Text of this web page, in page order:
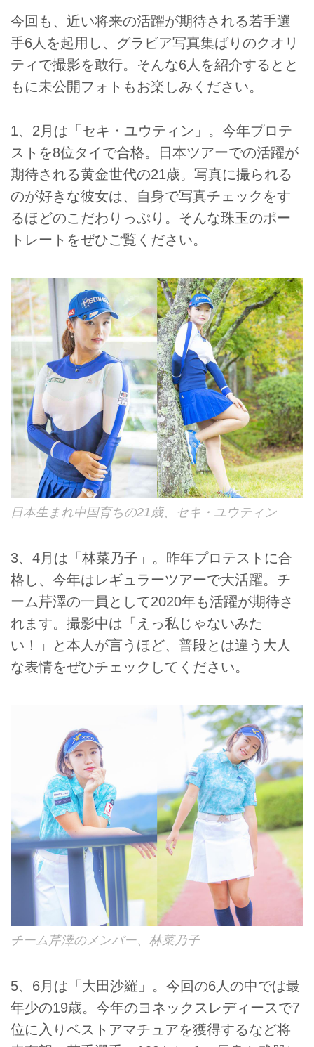
今回も、近い将来の活躍が期待される若手選
手6人を起用し、グラビア写真集ばりのクオリ
ティで撮影を敢行。そんな6人を紹介するとと
もに未公開フォトもお楽しみください。
1、2月は「セキ・ユウティン」。今年プロテ
ストを8位タイで合格。日本ツアーでの活躍が
期待される黄金世代の21歳。写真に撮られる
のが好きな彼女は、自身で写真チェックをす
るほどのこだわりっぷり。そんな珠玉のポー
トレートをぜひご覧ください。
日本生まれ中国育ちの21歳、セキ・ユウティン
3、4月は「林菜乃子」。昨年プロテストに合
格し、今年はレギュラーツアーで大活躍。チ
ーム芹澤の一員として2020年も活躍が期待さ
れます。撮影中は「えっ私じゃないみた
い！」と本人が言うほど、普段とは違う大人
な表情をぜひチェックしてください。
チーム芹澤のメンバー、林菜乃子
5、6月は「大田沙羅」。今回の6人の中では最
年少の19歳。今年のヨネックスレディースで7
位に入りベストアマチュアを獲得するなど将